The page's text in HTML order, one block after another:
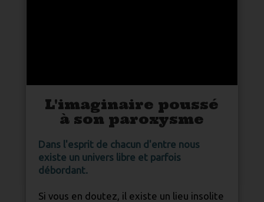
L'imaginaire poussé
à son paroxysme
Dans l'esprit de chacun d'entre nous
existe un univers libre et parfois
débordant.
Si vous en doutez, il existe un lieu insolite